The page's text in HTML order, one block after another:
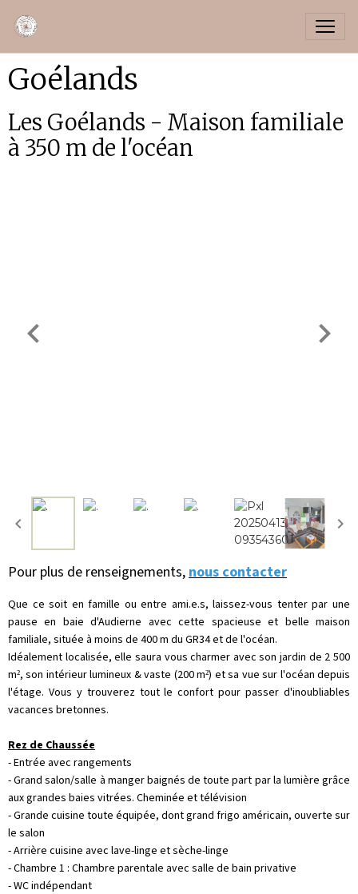
Goélands
Les Goélands - Maison familiale
à 350 m de l'océan
Pour plus de renseignements, nous contacter
Que ce soit en famille ou entre ami.e.s, laissez-vous tenter par une
pause en baie d'Audierne avec cette spacieuse et belle maison
familiale, située à moins de 400 m du GR34 et de l'océan.
Idéalement localisée, elle saura vous charmer avec son jardin de 2 500
m², son intérieur lumineux & vaste (200 m²) et sa vue sur l'océan depuis
l'étage. Vous y trouverez tout le confort pour passer d'inoubliables
vacances bretonnes.
Rez de Chaussée
- Entrée avec rangements
- Grand salon/salle à manger baignés de toute part par la lumière grâce
aux grandes baies vitrées. Cheminée et télévision
- Grande cuisine toute équipée, dont grand frigo américain, ouverte sur
le salon
- Arrière cuisine avec lave-linge et sèche-linge
- Chambre 1 : Chambre parentale avec salle de bain privative
- WC indépendant